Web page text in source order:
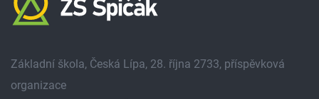
Základní škola, Česká Lípa, 28. října 2733, příspěvková
organizace